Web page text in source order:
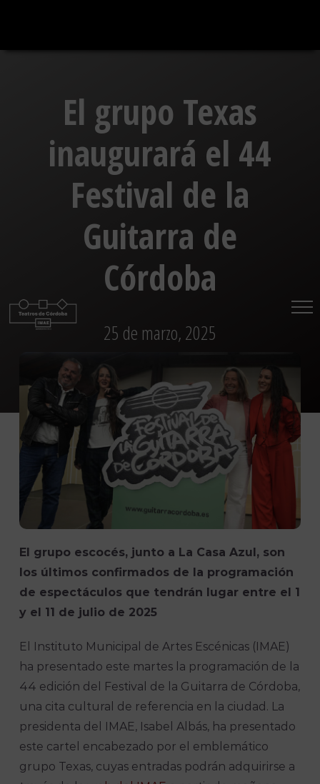
contenido
El grupo Texas
inaugurará el 44
Festival de la
Guitarra de
Córdoba
25 de marzo, 2025
El grupo escocés, junto a La Casa Azul, son
los últimos confirmados de la programación
de espectáculos que tendrán lugar entre el 1
y el 11 de julio de 2025
El Instituto Municipal de Artes Escénicas (IMAE)
ha presentado este martes la programación de la
44 edición del Festival de la Guitarra de Córdoba,
una cita cultural de referencia en la ciudad. La
presidenta del IMAE, Isabel Albás, ha presentado
este cartel encabezado por el emblemático
grupo Texas, cuyas entradas podrán adquirirse a